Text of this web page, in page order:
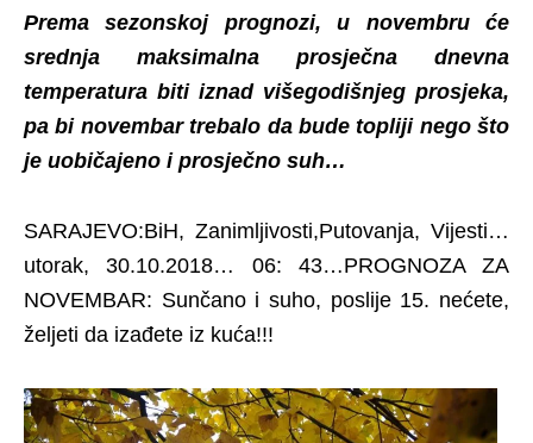
Prema sezonskoj prognozi, u novembru će
srednja maksimalna prosječna dnevna
temperatura biti iznad višegodišnjeg prosjeka,
pa bi novembar trebalo da bude topliji nego što
je uobičajeno i prosječno suh…
SARAJEVO:BiH, Zanimljivosti,Putovanja, Vijesti…
utorak, 30.10.2018… 06: 43…PROGNOZA ZA
NOVEMBAR: Sunčano i suho, poslije 15. nećete,
željeti da izađete iz kuća!!!